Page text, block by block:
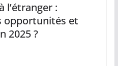
l’étranger :
opportunités et
2025 ?